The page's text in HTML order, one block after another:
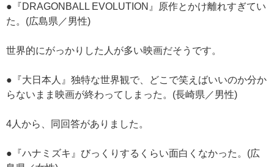
●『DRAGONBALL EVOLUTION』原作とかけ離れすぎてい
た。(広島県／男性)
世界的にがっかりした人が多い映画だそうです。
●『大日本人』独特な世界観で、どこで笑えばいいのか分か
らないまま映画が終わってしまった。(長崎県／男性)
4人から、同回答がありました。
●『ハナミズキ』びっくりするくらい面白くなかった。(広